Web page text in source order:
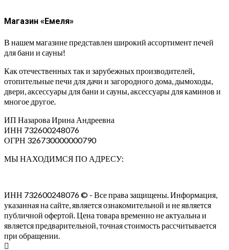
Магазин «Емеля»
В нашем магазине представлен широкий ассортимент печей
для бани и сауны!
Как отечественных так и зарубежных производителей,
отопительные печи для дачи и загородного дома, дымоходы,
двери, аксессуары для бани и сауны, аксессуары для каминов и
многое другое.
ИП Назарова Ирина Андреевна⁠
ИНН 732600248076
ОГРН 326730000000790
МЫ НАХОДИМСЯ ПО АДРЕСУ:
ИНН 732600248076 © - Все права защищены. Информация,
указанная на сайте, является ознакомительной и не является
публичной офертой. Цена товара временно не актуальна и
является предварительной, точная стоимость рассчитывается
при обращении.